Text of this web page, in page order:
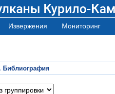
Курило-
Извержения Мониторинг
Библиография